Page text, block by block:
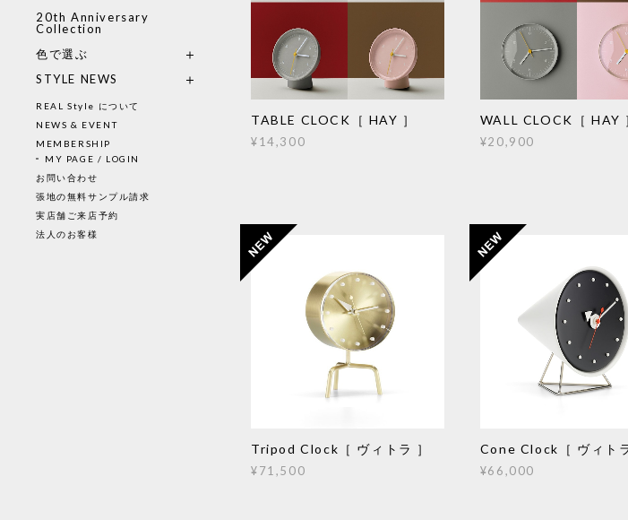
20th Anniversary
Collection
色で選ぶ
STYLE NEWS
REAL Style について
NEWS & EVENT
MEMBERSHIP
MY PAGE / LOGIN
お問い合わせ
張地の無料サンプル請求
実店舗ご来店予約
法人のお客様
TABLE CLOCK［ HAY ］
¥14,300
WALL CLOCK［ HAY
¥20,900
Tripod Clock［ ヴィトラ ］
¥71,500
Cone Clock［ ヴィト
¥66,000